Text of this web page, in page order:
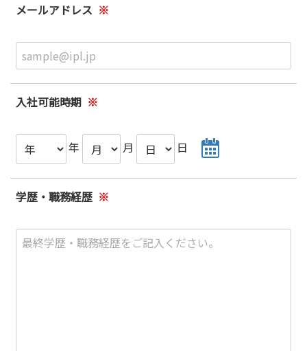
メールアドレス ※
入社可能時期 ※
年 月 日
学歴・職務経歴 ※